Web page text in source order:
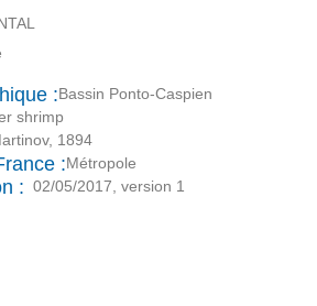
:Bassin Ponto-Caspien
shrimp
1894
:Métropole
: 02/05/2017, version 1